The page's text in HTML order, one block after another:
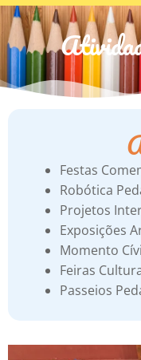
Festas
Robótica
Projetos
Exposições
Momento
Feiras
Passeios